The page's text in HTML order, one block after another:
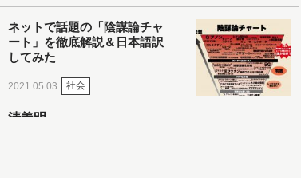
ネットで話題の「陰謀論チャ
ート」を徹底解説＆日本語訳
してみた
2021.05.03 社会
清義明